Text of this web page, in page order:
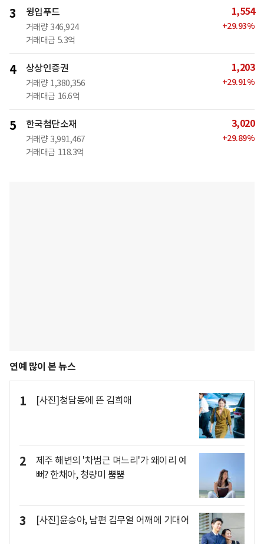
3 윙입푸드
거래량 346,924
거래대금 5.3억
1,554
+29.93%
4 상상인증권
거래량 1,380,356
거래대금 16.6억
1,203
+29.91%
5 한국첨단소재
거래량 3,991,467
거래대금 118.3억
3,020
+29.89%
연예 많이 본 뉴스
1 [사진]청담동에 뜬 김희애
2
제주 해변의 '차범근 며느리'가 왜이리 예
뻐? 한채아, 청량미 뿜뿜
3 [사진]윤승아, 남편 김무열 어깨에 기대어